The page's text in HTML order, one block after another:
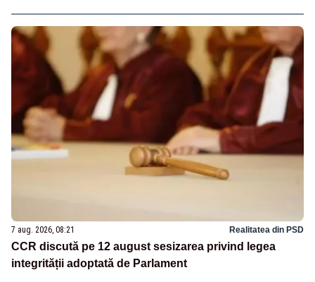
7 aug. 2026, 08:21 Realitatea din PSD
CCR discută pe 12 august sesizarea privind legea
integrității adoptată de Parlament